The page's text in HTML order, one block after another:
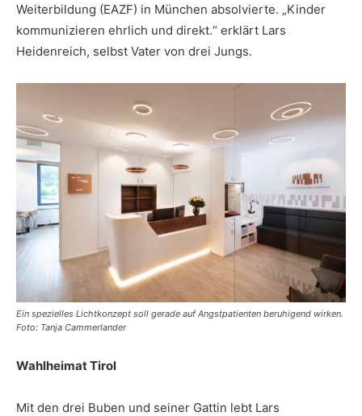
Weiterbildung (EAZF) in München absolvierte. „Kinder
kommunizieren ehrlich und direkt.“ erklärt Lars
Heidenreich, selbst Vater von drei Jungs.
Ein spezielles Lichtkonzept soll gerade auf Angstpatienten beruhigend wirken.
Foto: Tanja Cammerlander
Wahlheimat Tirol
Mit den drei Buben und seiner Gattin lebt Lars